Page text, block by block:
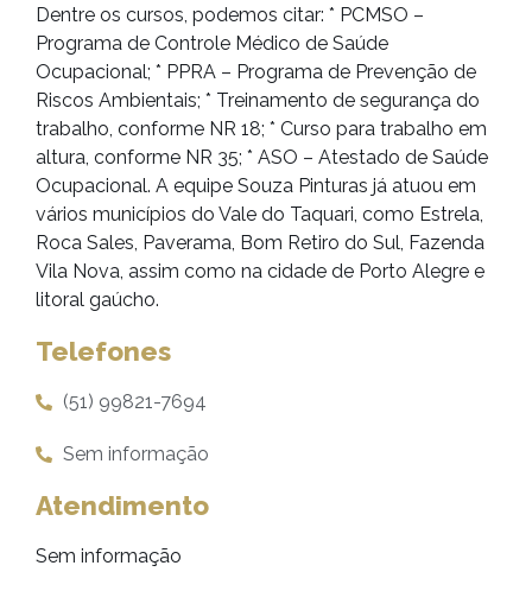
Dentre os cursos, podemos citar: * PCMSO –
Programa de Controle Médico de Saúde
Ocupacional; * PPRA – Programa de Prevenção de
Riscos Ambientais; * Treinamento de segurança do
trabalho, conforme NR 18; * Curso para trabalho em
altura, conforme NR 35; * ASO – Atestado de Saúde
Ocupacional. A equipe Souza Pinturas já atuou em
vários municípios do Vale do Taquari, como Estrela,
Roca Sales, Paverama, Bom Retiro do Sul, Fazenda
Vila Nova, assim como na cidade de Porto Alegre e
litoral gaúcho.
Telefones
(51) 99821-7694
Sem informação
Atendimento
Sem informação